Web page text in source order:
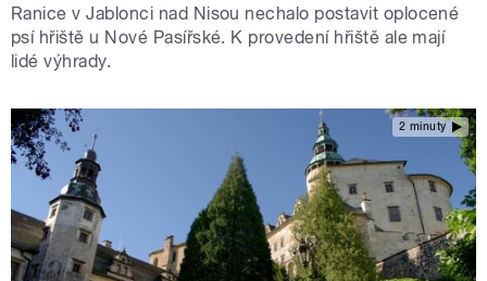
Ranice v Jablonci nad Nisou nechalo postavit oplocené
psí hřiště u Nové Pasířské. K provedení hřiště ale mají
lidé výhrady.
2 minuty